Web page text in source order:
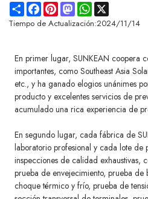
ShareFacebookPinterestMastodonWhatsApp
Tiempo de Actualización:2024/11/14
En primer lugar, SUNKEAN coopera
importantes, como Southeast Asia
etc., y ha ganado elogios unánimes
producto y excelentes servicios de
acumulado una rica experiencia de
En segundo lugar, cada fábrica de
laboratorio profesional y cada lote de
inspecciones de calidad exhaustivas,
prueba de envejecimiento, prueba
choque térmico y frío, prueba de